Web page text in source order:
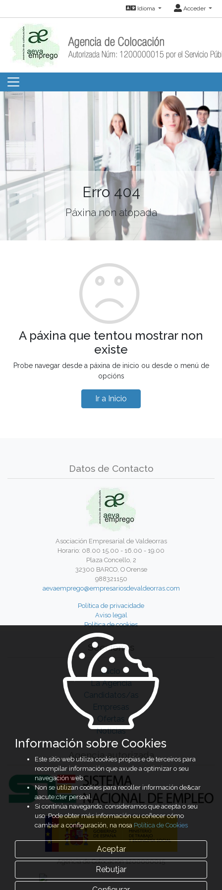
Idioma Acceder
Erro 404
Páxina non atopada
A páxina que tentou mostrar non
existe
Probe navegar desde a páxina de inicio ou desde o menú de
opcións
Ir a Inicio
Datos de Contacto
Asociación Empresarial de Valdeorras
Horario: 08.00 15.00 - 16.00 - 19.00
Plaza Concello, 2
32300 BARCO, O Orense
988321150
aevaemprego@empresariosdevaldeorras.com
Política de privacidade
Aviso legal
Política de cookies
Secciones
Inicio
La Agencia
Candidatos/as
Empresas
Ofertas
Noticias
Agencia autorizada
Agencia de Colocación 1200000015
Información sobre Cookies
Este sitio web utiliza cookies propias e de terceiros para
recompilar información que axude a optimizar o seu
navegación web.
Non se utilizan cookies para recoller información de&car
aacute;cter persoal.
Si continúa navegando, consideramos que acepta o seu
uso. Pode obter más información ou coñecer cómo
cambiar a configuración, na nosa Política de Cookies
Aceptar
Rebutjar